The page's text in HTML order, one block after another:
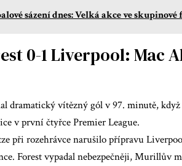
sázení dnes: Velká akce ve
0-1 Liverpool: Mac
dramatický vítězný gól v 97. minutě,
v první čtyřce Premier League.
při rozehrávce narušilo přípravu
Forest vypadal nebezpečněji, Murillův